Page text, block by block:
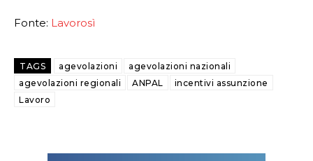
Fonte: Lavorosì
TAGS agevolazioni
agevolazioni nazionali
agevolazioni regionali
ANPAL
incentivi assunzione
Lavoro